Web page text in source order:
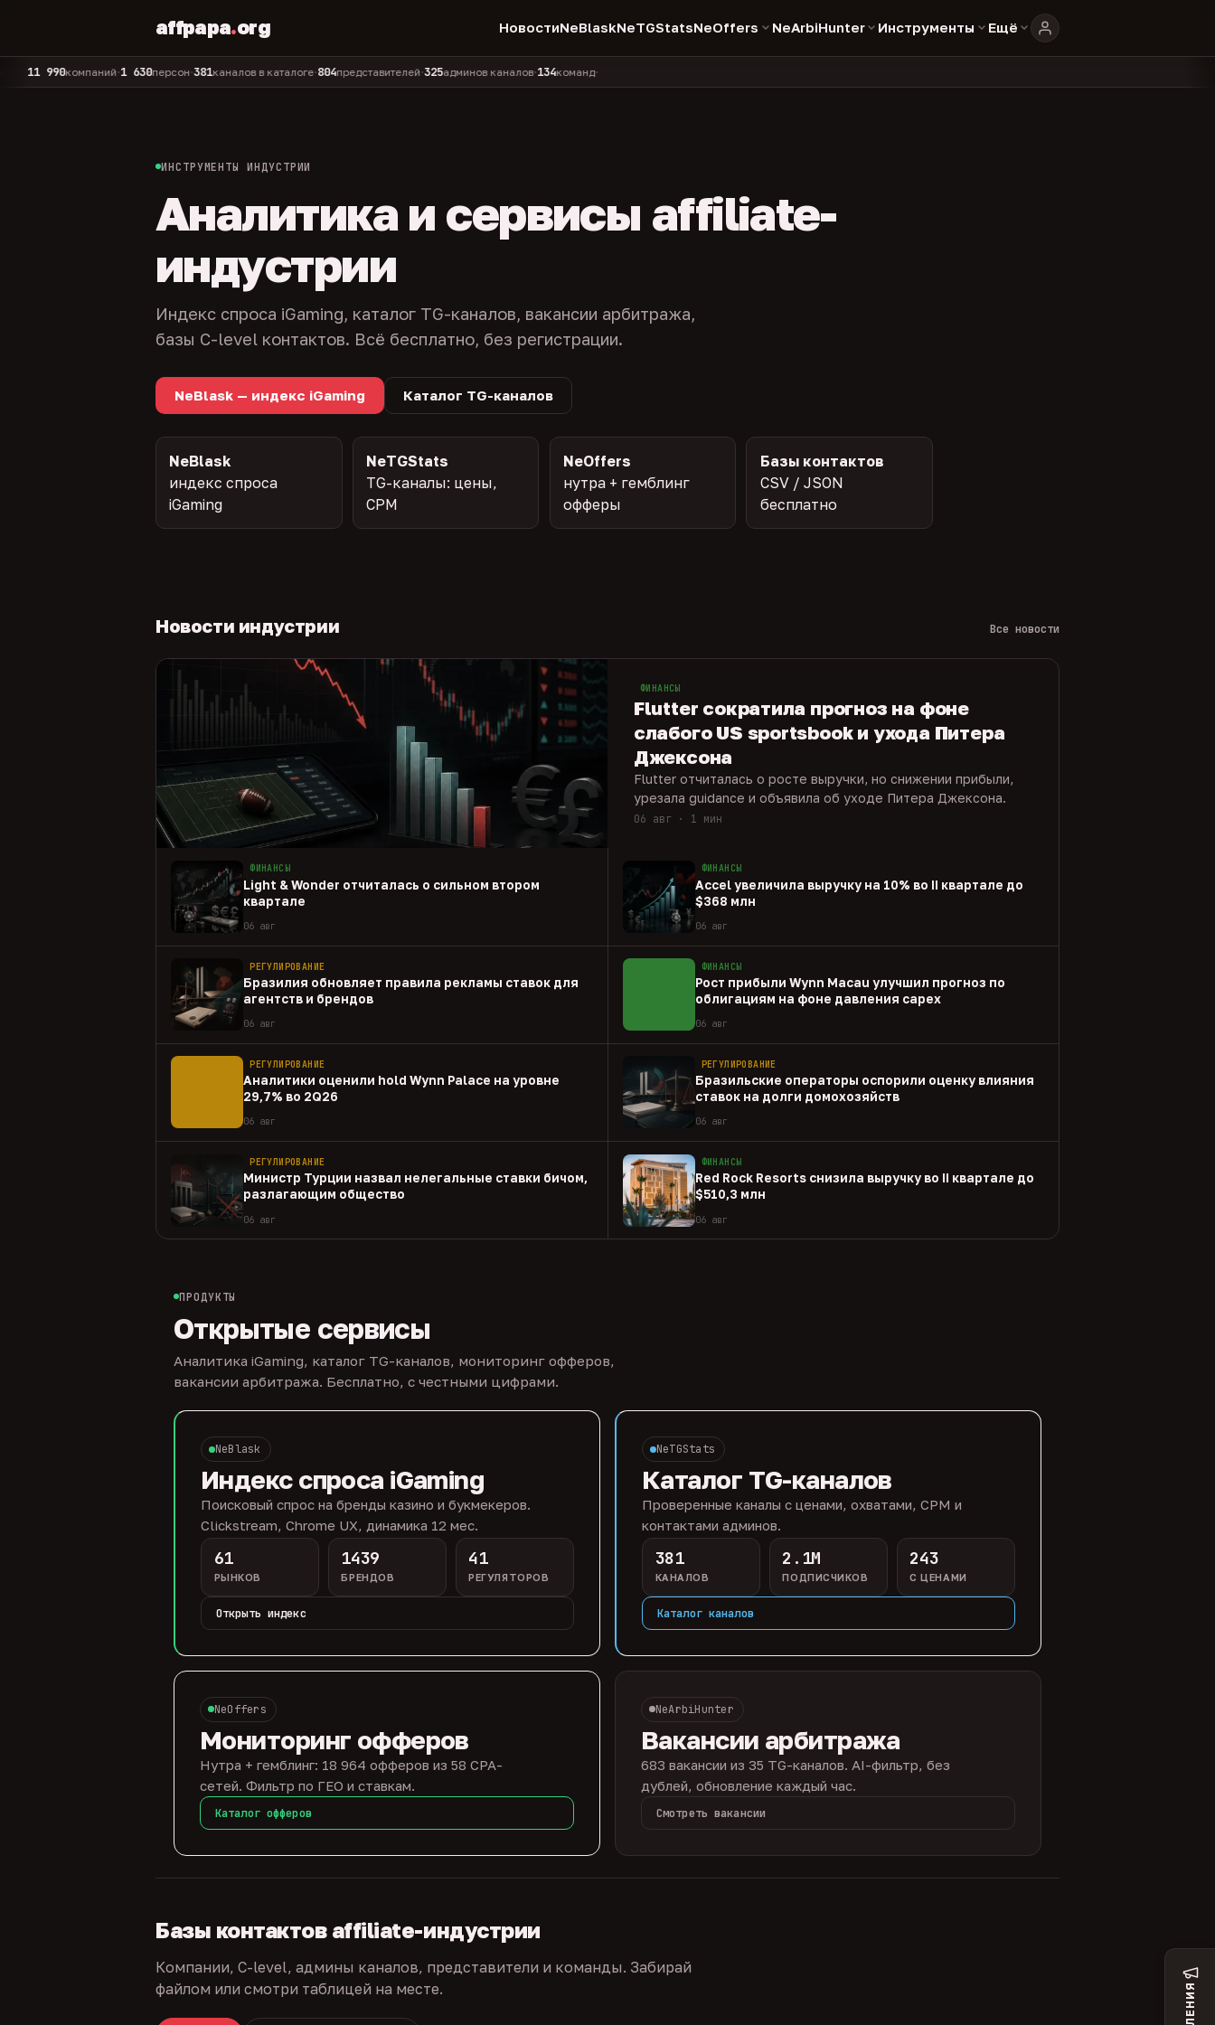
affpapa.org НовостиNeBlaskNeTGStatsNeOffers NeArbiHunter Инструменты Ещё
компаний•1 630персон•381каналов в каталоге•804представителей•325админов каналов•134команд• 11 990
ИНСТРУМЕНТЫ ИНДУСТРИИ
Аналитика и сервисы affiliate-
индустрии
Индекс спроса iGaming, каталог TG-каналов, вакансии арбитража,
базы C-level контактов. Всё бесплатно, без регистрации.
NeBlask — индекс iGaming Каталог TG-каналов
NeBlask
индекс спроса
iGaming
NeTGStats
TG-каналы: цены,
CPM
NeOffers
нутра + гемблинг
офферы
Базы контактов
CSV / JSON
бесплатно
Новости индустрии Все новости
ФИНАНСЫ
Flutter сократила прогноз на фоне
слабого US sportsbook и ухода Питера
Джексона
Flutter отчиталась о росте выручки, но снижении прибыли,
урезала guidance и объявила об уходе Питера Джексона.
06 авг · 1 мин
ФИНАНСЫ
Light & Wonder отчиталась о сильном втором
квартале
06 авг
ФИНАНСЫ
Accel увеличила выручку на 10% во II квартале до
$368 млн
06 авг
РЕГУЛИРОВАНИЕ
Бразилия обновляет правила рекламы ставок для
агентств и брендов
06 авг
ФИНАНСЫ
Рост прибыли Wynn Macau улучшил прогноз по
облигациям на фоне давления capex
06 авг
РЕГУЛИРОВАНИЕ
Аналитики оценили hold Wynn Palace на уровне
29,7% во 2Q26
06 авг
РЕГУЛИРОВАНИЕ
Бразильские операторы оспорили оценку влияния
ставок на долги домохозяйств
06 авг
РЕГУЛИРОВАНИЕ
Министр Турции назвал нелегальные ставки бичом,
разлагающим общество
06 авг
ФИНАНСЫ
Red Rock Resorts снизила выручку во II квартале до
$510,3 млн
06 авг
ПРОДУКТЫ
Открытые сервисы
Аналитика iGaming, каталог TG-каналов, мониторинг офферов,
вакансии арбитража. Бесплатно, с честными цифрами.
NeBlask
Индекс спроса iGaming
Поисковый спрос на бренды казино и букмекеров.
Clickstream, Chrome UX, динамика 12 мес.
61
РЫНКОВ
1439
БРЕНДОВ
41
РЕГУЛЯТОРОВ
Открыть индекс
NeTGStats
Каталог TG-каналов
Проверенные каналы с ценами, охватами, CPM и
контактами админов.
381
КАНАЛОВ
2.1M
ПОДПИСЧИКОВ
243
С ЦЕНАМИ
Каталог каналов
NeOffers
Мониторинг офферов
Нутра + гемблинг: 18 964 офферов из 58 CPA-
сетей. Фильтр по ГЕО и ставкам.
Каталог офферов
NeArbiHunter
Вакансии арбитража
683 вакансии из 35 TG-каналов. AI-фильтр, без
дублей, обновление каждый час.
Смотреть вакансии
Базы контактов affiliate-индустрии
Компании, C-level, админы каналов, представители и команды. Забирай
файлом или смотри таблицей на месте.